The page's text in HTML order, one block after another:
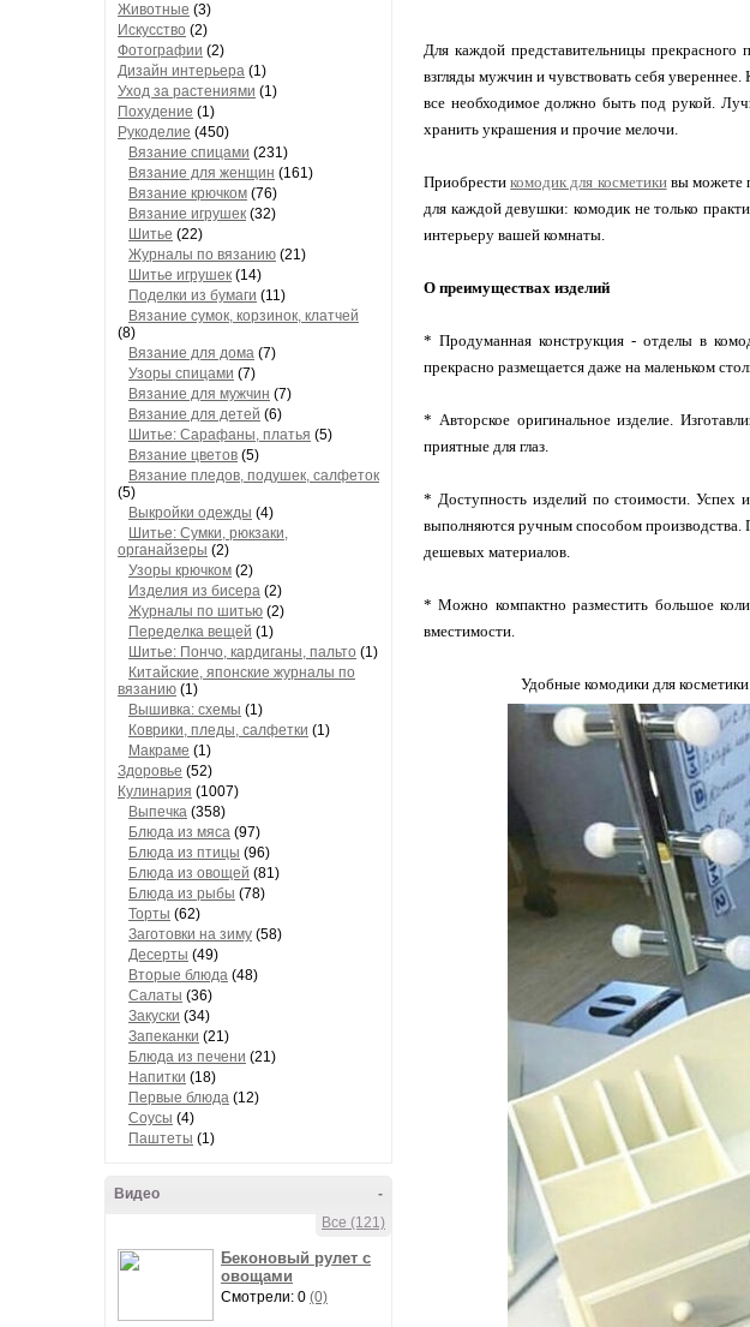
Животные (3)
Искусство (2)
Фотографии (2)
Дизайн интерьера (1)
Уход за растениями (1)
Похудение (1)
Рукоделие (450)
Вязание спицами (231)
Вязание для женщин (161)
Вязание крючком (76)
Вязание игрушек (32)
Шитье (22)
Журналы по вязанию (21)
Шитье игрушек (14)
Поделки из бумаги (11)
Вязание сумок, корзинок, клатчей
(8)
Вязание для дома (7)
Узоры спицами (7)
Вязание для мужчин (7)
Вязание для детей (6)
Шитье: Сарафаны, платья (5)
Вязание цветов (5)
Вязание пледов, подушек, салфеток
(5)
Выкройки одежды (4)
Шитье: Сумки, рюкзаки,
органайзеры (2)
Узоры крючком (2)
Изделия из бисера (2)
Журналы по шитью (2)
Переделка вещей (1)
Шитье: Пончо, кардиганы, пальто (1)
Китайские, японские журналы по
вязанию (1)
Вышивка: схемы (1)
Коврики, пледы, салфетки (1)
Макраме (1)
Здоровье (52)
Кулинария (1007)
Выпечка (358)
Блюда из мяса (97)
Блюда из птицы (96)
Блюда из овощей (81)
Блюда из рыбы (78)
Торты (62)
Заготовки на зиму (58)
Десерты (49)
Вторые блюда (48)
Салаты (36)
Закуски (34)
Запеканки (21)
Блюда из печени (21)
Напитки (18)
Первые блюда (12)
Соусы (4)
Паштеты (1)
-
Видео
Все (121)
Беконовый рулет с
овощами
Смотрели: 0 (0)
Для каждой представительницы прекрасного
взгляды мужчин и чувствовать себя
все необходимое должно быть под рукой.
хранить украшения и прочие мелочи.
Приобрестикомодик для косметикивы можете
для каждой девушки: комодик не только
интерьеру вашей комнаты.
О преимуществах изделий
* Продуманная конструкция - отделы в
прекрасно размещается даже на маленьком
* Авторское оригинальное изделие.
приятные для глаз.
* Доступность изделий по стоимости. Успех
выполняются ручным способом производства.
дешевых материалов.
* Можно компактно разместить большое
вместимости.
Удобные комодики для